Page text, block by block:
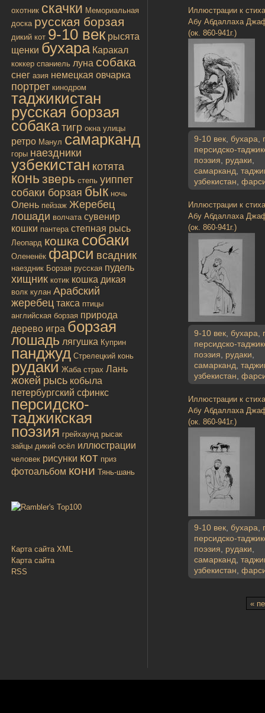
охотник скачки Мемориальная
доска русская борзая
дикий кот 9-10 век рысята
щенки бухара Каракал
коккер спаниель луна собака
снег азия немецкая овчарка
портрет кинодром
таджикистан
русская борзая
собака тигр окна улицы
ретро Манул самарканд
горы наездники
узбекистан котята
конь зверь степь уиппет
собаки борзая бык ночь
Олень пейзаж Жеребец
лошади волчата сувенир
кошки пантера степная рысь
Леопард кошка собаки
Олененёк фарси всадник
наездник Борзая русская пудель
хищник котик кошка дикая
волк кулан Арабский
жеребец такса птицы
английская борзая природа
дерево игра борзая
лошадь лягушка Куприн
панджуд Стрелецкий конь
рудаки Жаба страх Лань
жокей рысь кобыла
петербургский сфинкс
персидско-
таджикская
поэзия грейхаунд рысак
зайцы дикий осёл иллюстрации
человек рисунки кот приз
фотоальбом кони Тянь-шань
Карта сайта XML
Карта сайта
RSS
Иллюстрации к
Абу Абдаллаха
(ок. 860-941г.)
9-10 век бухара
персидско-
поэзия
рудаки
самарканд
узбекистан
Иллюстрации к
Абу Абдаллаха
(ок. 860-941г.)
9-10 век бухара
персидско-
поэзия
рудаки
самарканд
узбекистан
Иллюстрации к
Абу Абдаллаха
(ок. 860-941г.)
9-10 век бухара
персидско-
поэзия
рудаки
самарканд
узбекистан
«